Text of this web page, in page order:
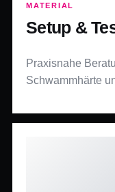
MATERIAL
Setup &
Praxisnahe
Schwammhärte